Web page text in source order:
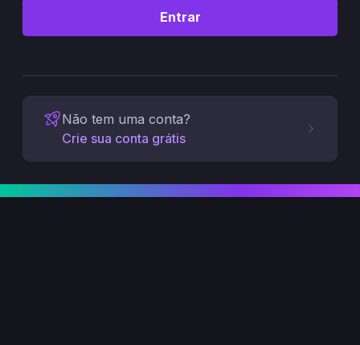
Entrar
Não tem uma conta?
Crie sua conta grátis